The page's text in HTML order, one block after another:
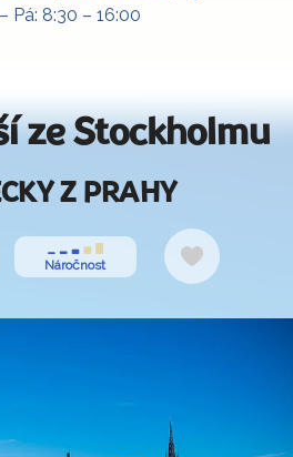
Pá: 8:30 – 16:00
ze Stockholmu
Z PRAHY
Náročnost
Do
oblíbených